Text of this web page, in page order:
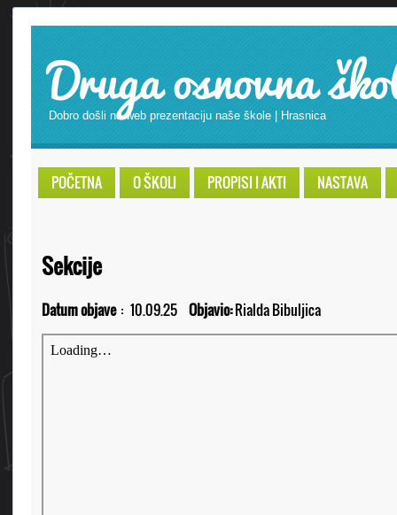
Druga osnovna
Dobro došli na web prezentaciju naše škole | Hrasnica
POČETNA O ŠKOLI PROPISI I AKTI NASTAVA
Sekcije
Datum objave : 10.09.25 Objavio:Rialda Bibuljica